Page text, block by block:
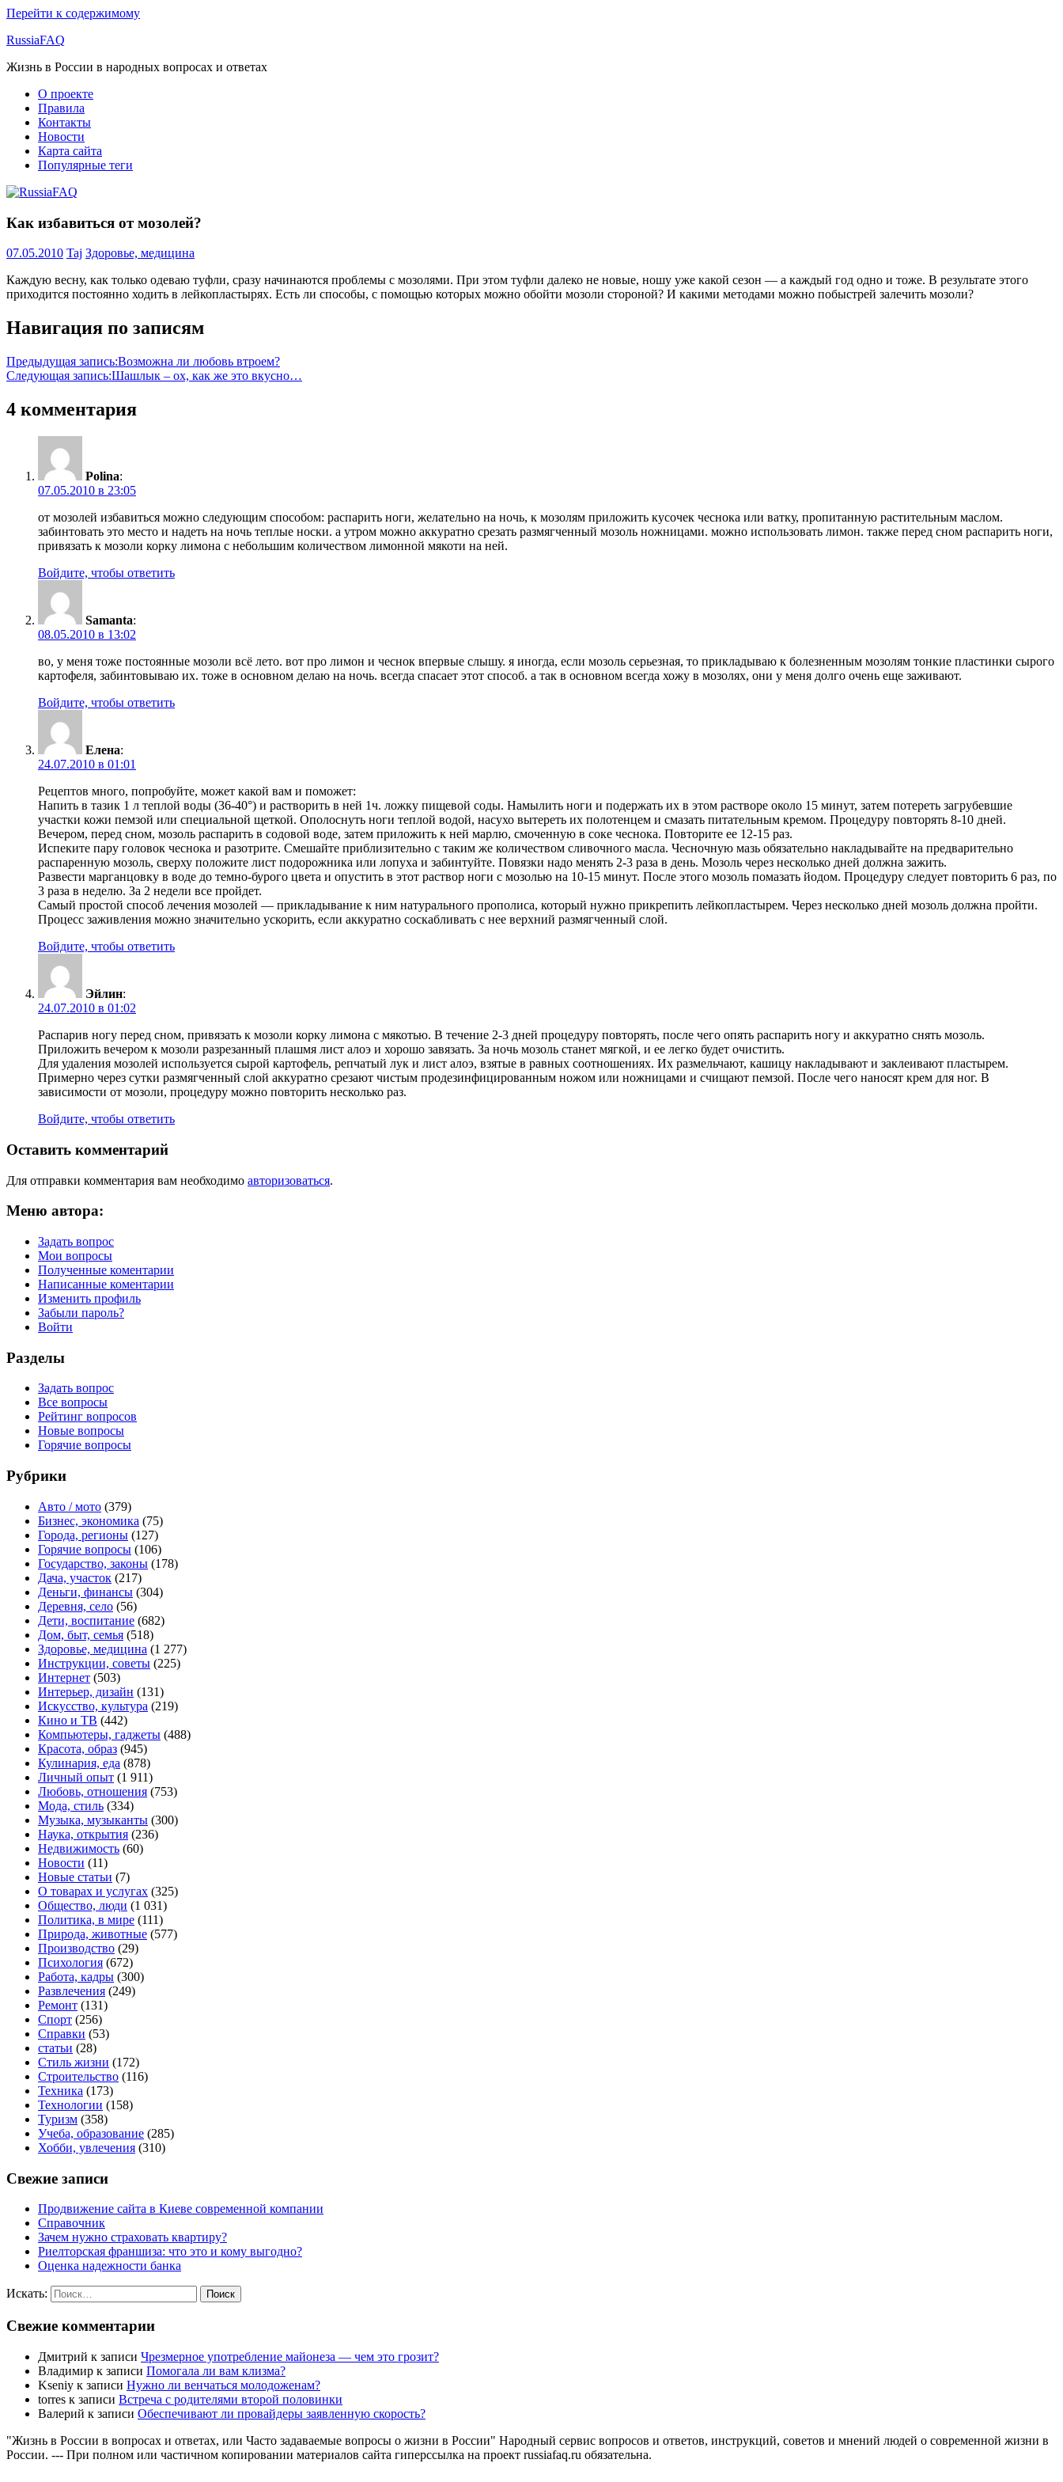
Перейти к содержимому
RussiaFAQ
Жизнь в России в народных вопросах и ответах
О проекте
Правила
Контакты
Новости
Карта сайта
Популярные теги
Как избавиться от мозолей?
07.05.2010 Taj Здоровье, медицина
Каждую весну, как только одеваю туфли, сразу начинаются проблемы с мозолями. При этом туфли далеко не новые, ношу уже какой сезон — а каждый год одно и тоже. В результате этого
приходится постоянно ходить в лейкопластырях. Есть ли способы, с помощью которых можно обойти мозоли стороной? И какими методами можно побыстрей залечить мозоли?
Навигация по записям
Предыдущая запись:Возможна ли любовь втроем?
Следующая запись:Шашлык – ох, как же это вкусно…
4 комментария
Polina:
07.05.2010 в 23:05
от мозолей избавиться можно следующим способом: распарить ноги, желательно на ночь, к мозолям приложить кусочек чеснока или ватку, пропитанную растительным маслом.
забинтовать это место и надеть на ночь теплые носки. а утром можно аккуратно срезать размягченный мозоль ножницами. можно использовать лимон. также перед сном распарить ноги,
привязать к мозоли корку лимона с небольшим количеством лимонной мякоти на ней.
Войдите, чтобы ответить
Samanta:
08.05.2010 в 13:02
во, у меня тоже постоянные мозоли всё лето. вот про лимон и чеснок впервые слышу. я иногда, если мозоль серьезная, то прикладываю к болезненным мозолям тонкие пластинки сырого
картофеля, забинтовываю их. тоже в основном делаю на ночь. всегда спасает этот способ. а так в основном всегда хожу в мозолях, они у меня долго очень еще заживают.
Войдите, чтобы ответить
Елена:
24.07.2010 в 01:01
Рецептов много, попробуйте, может какой вам и поможет:
Напить в тазик 1 л теплой воды (36-40°) и растворить в ней 1ч. ложку пищевой соды. Намылить ноги и подержать их в этом растворе около 15 минут, затем потереть загрубевшие
участки кожи пемзой или специальной щеткой. Ополоснуть ноги теплой водой, насухо вытереть их полотенцем и смазать питательным кремом. Процедуру повторять 8-10 дней.
Вечером, перед сном, мозоль распарить в содовой воде, затем приложить к ней марлю, смоченную в соке чеснока. Повторите ее 12-15 раз.
Испеките пару головок чеснока и разотрите. Смешайте приблизительно с таким же количеством сливочного масла. Чесночную мазь обязательно накладывайте на предварительно
распаренную мозоль, сверху положите лист подорожника или лопуха и забинтуйте. Повязки надо менять 2-3 раза в день. Мозоль через несколько дней должна зажить.
Развести марганцовку в воде до темно-бурого цвета и опустить в этот раствор ноги с мозолью на 10-15 минут. После этого мозоль помазать йодом. Процедуру следует повторить 6 раз, по
3 раза в неделю. За 2 недели все пройдет.
Самый простой способ лечения мозолей — прикладывание к ним натурального прополиса, который нужно прикрепить лейкопластырем. Через несколько дней мозоль должна пройти.
Процесс заживления можно значительно ускорить, если аккуратно соскабливать с нее верхний размягченный слой.
Войдите, чтобы ответить
Эйлин:
24.07.2010 в 01:02
Распарив ногу перед сном, привязать к мозоли корку лимона с мякотью. В течение 2-3 дней процедуру повторять, после чего опять распарить ногу и аккуратно снять мозоль.
Приложить вечером к мозоли разрезанный плашмя лист алоэ и хорошо завязать. За ночь мозоль станет мягкой, и ее легко будет очистить.
Для удаления мозолей используется сырой картофель, репчатый лук и лист алоэ, взятые в равных соотношениях. Их размельчают, кашицу накладывают и заклеивают пластырем.
Примерно через сутки размягченный слой аккуратно срезают чистым продезинфицированным ножом или ножницами и счищают пемзой. После чего наносят крем для ног. В
зависимости от мозоли, процедуру можно повторить несколько раз.
Войдите, чтобы ответить
Оставить комментарий
Для отправки комментария вам необходимо авторизоваться.
Меню автора:
Задать вопрос
Мои вопросы
Полученные коментарии
Написанные коментарии
Изменить профиль
Забыли пароль?
Войти
Разделы
Задать вопрос
Все вопросы
Рейтинг вопросов
Новые вопросы
Горячие вопросы
Рубрики
Авто / мото (379)
Бизнес, экономика (75)
Города, регионы (127)
Горячие вопросы (106)
Государство, законы (178)
Дача, участок (217)
Деньги, финансы (304)
Деревня, село (56)
Дети, воспитание (682)
Дом, быт, семья (518)
Здоровье, медицина (1 277)
Инструкции, советы (225)
Интернет (503)
Интерьер, дизайн (131)
Искусство, культура (219)
Кино и ТВ (442)
Компьютеры, гаджеты (488)
Красота, образ (945)
Кулинария, еда (878)
Личный опыт (1 911)
Любовь, отношения (753)
Мода, стиль (334)
Музыка, музыканты (300)
Наука, открытия (236)
Недвижимость (60)
Новости (11)
Новые статьи (7)
О товарах и услугах (325)
Общество, люди (1 031)
Политика, в мире (111)
Природа, животные (577)
Производство (29)
Психология (672)
Работа, кадры (300)
Развлечения (249)
Ремонт (131)
Спорт (256)
Справки (53)
статьи (28)
Стиль жизни (172)
Строительство (116)
Техника (173)
Технологии (158)
Туризм (358)
Учеба, образование (285)
Хобби, увлечения (310)
Свежие записи
Продвижение сайта в Киеве современной компании
Справочник
Зачем нужно страховать квартиру?
Риелторская франшиза: что это и кому выгодно?
Оценка надежности банка
Искать: Поиск
Свежие комментарии
Дмитрий к записи Чрезмерное употребление майонеза — чем это грозит?
Владимир к записи Помогала ли вам клизма?
Kseniy к записи Нужно ли венчаться молодоженам?
torres к записи Встреча с родителями второй половинки
Валерий к записи Обеспечивают ли провайдеры заявленную скорость?
"Жизнь в России в вопросах и ответах, или Часто задаваемые вопросы о жизни в России" Народный сервис вопросов и ответов, инструкций, советов и мнений людей о современной жизни в
России. --- При полном или частичном копировании материалов сайта гиперссылка на проект russiafaq.ru обязательна.